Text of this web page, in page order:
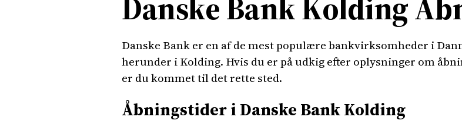
Danske Bank er en af de mest populære bankvirksomheder i
herunder i Kolding. Hvis du er på udkig efter oplysninger om
er du kommet til det rette sted.
Åbningstider i Danske Bank Kolding